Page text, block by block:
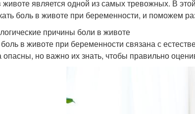
животе является одной из самых тревожных. В
боль в животе при беременности, и поможем
причины боли в животе
в животе при беременности связана с
опасны, но важно их знать, чтобы правильно